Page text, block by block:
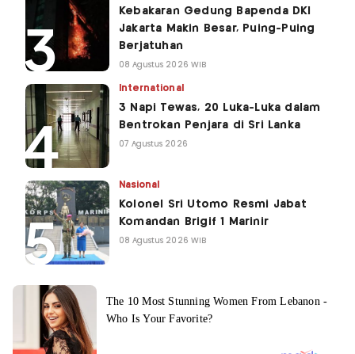
Kebakaran Gedung Bapenda DKI
Jakarta Makin Besar, Puing-Puing
Berjatuhan
08 Agustus 2026 WIB
International
3 Napi Tewas, 20 Luka-Luka dalam
Bentrokan Penjara di Sri Lanka
07 Agustus 2026
Nasional
Kolonel Sri Utomo Resmi Jabat
Komandan Brigif 1 Marinir
08 Agustus 2026 WIB